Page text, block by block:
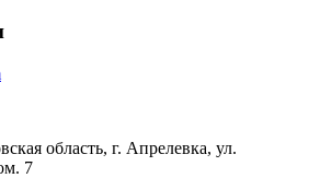
область, г. Апрелевка, ул.
7